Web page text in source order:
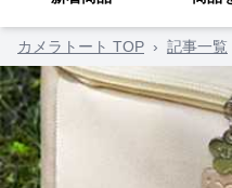
カメラトート TOP › 記事一覧